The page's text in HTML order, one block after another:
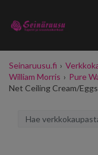
Seinaruusu.fi ›
William Morris › Pure
Net Ceiling Cream/